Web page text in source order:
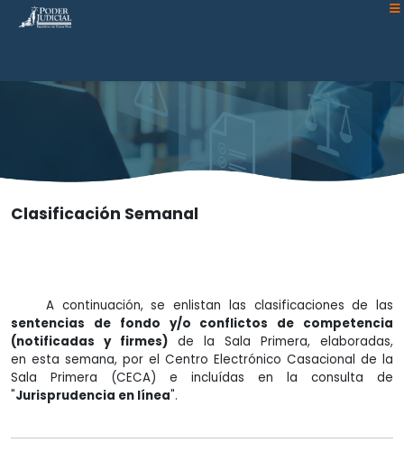
Atención:
Este
accesibilidad.
Clasificación Semanal
A continuación, se enlistan las clasificaciones de las
sentencias de fondo y/o conflictos de competencia
(notificadas y firmes) de la Sala Primera, elaboradas,
en esta semana, por el Centro Electrónico Casacional de la
Sala Primera (CECA) e incluídas en la consulta de
"Jurisprudencia en línea".